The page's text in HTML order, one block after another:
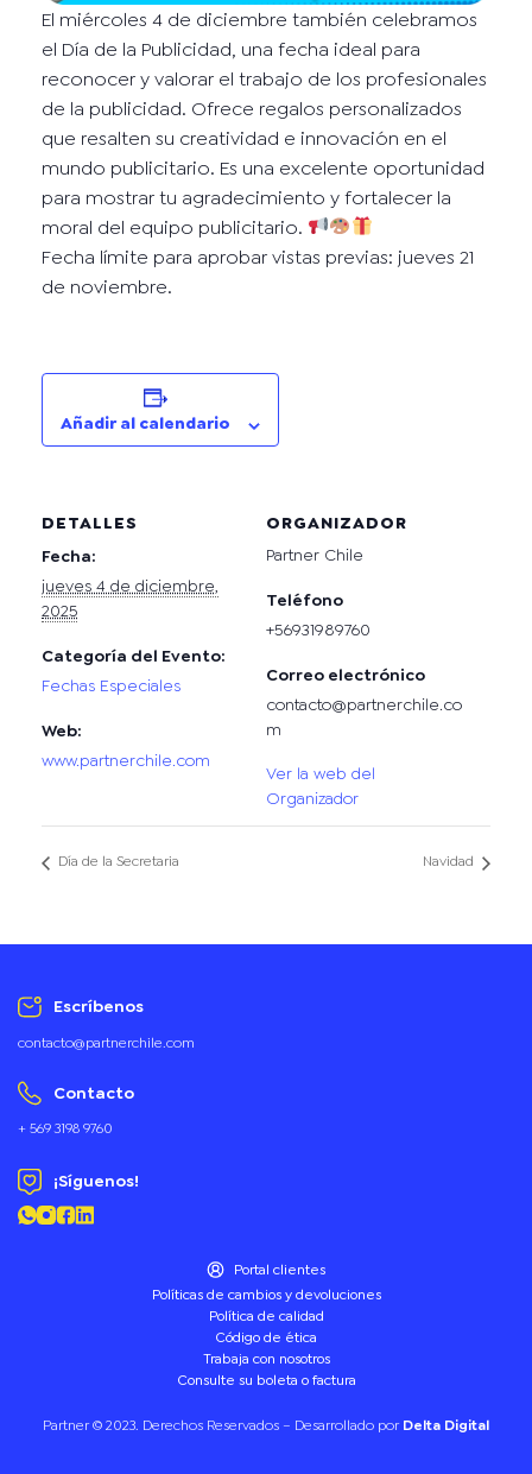
El miércoles 4 de diciembre también celebramos
el Día de la Publicidad, una fecha ideal para
reconocer y valorar el trabajo de los profesionales
de la publicidad. Ofrece regalos personalizados
que resalten su creatividad e innovación en el
mundo publicitario. Es una excelente oportunidad
para mostrar tu agradecimiento y fortalecer la
moral del equipo publicitario.
Fecha límite para aprobar vistas previas: jueves 21
de noviembre.
Añadir al calendario
DETALLES
Fecha:
jueves 4 de diciembre,
2025
Categoría del Evento:
Fechas Especiales
Web:
www.partnerchile.com
ORGANIZADOR
Partner Chile
Teléfono
+56931989760
Correo electrónico
contacto@partnerchile.co
m
Ver la web del
Organizador
Día de la Secretaria Navidad
Escríbenos
contacto@partnerchile.com
Contacto
+ 569 3198 9760
¡Síguenos!
Portal clientes
Políticas de cambios y devoluciones
Política de calidad
Código de ética
Trabaja con nosotros
Consulte su boleta o factura
Partner © 2023. Derechos Reservados – Desarrollado porDelta Digital